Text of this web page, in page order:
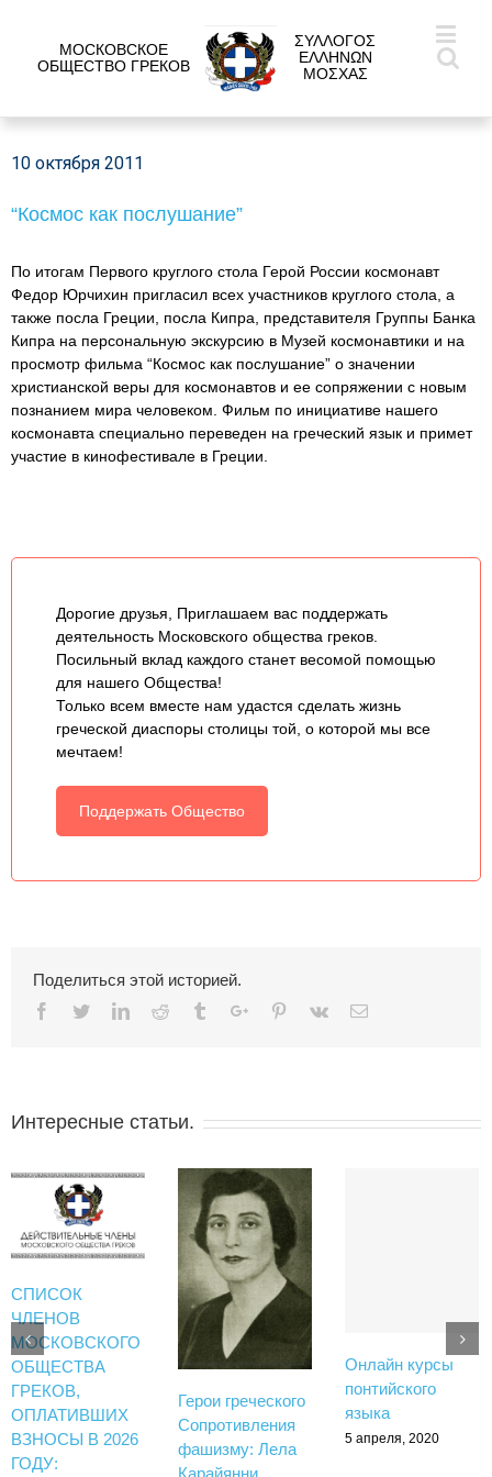
МОСКОВСКОЕ
ОБЩЕСТВО ГРЕКОВ
ΣΥΛΛΟΓΟΣ
ΕΛΛΗΝΩΝ
ΜΟΣΧΑΣ
10 октября 2011
“Космос как послушание”
По итогам Первого круглого стола Герой России космонавт
Федор Юрчихин пригласил всех участников круглого стола, а
также посла Греции, посла Кипра, представителя Группы Банка
Кипра на персональную экскурсию в Музей космонавтики и на
просмотр фильма “Космос как послушание” о значении
христианской веры для космонавтов и ее сопряжении с новым
познанием мира человеком. Фильм по инициативе нашего
космонавта специально переведен на греческий язык и примет
участие в кинофестивале в Греции.
Дорогие друзья, Приглашаем вас поддержать
деятельность Московского общества греков.
Посильный вклад каждого станет весомой помощью
для нашего Общества!
Только всем вместе нам удастся сделать жизнь
греческой диаспоры столицы той, о которой мы все
мечтаем!
Поддержать Общество
Поделиться этой историей.
Facebook
TwitterLinkedinReddit TumblrGoogle+Pinterest
Vk Email
Интересные статьи.
СПИСОК
ЧЛЕНОВ
МОСКОВСКОГО
ОБЩЕСТВА
ГРЕКОВ,
ОПЛАТИВШИХ
ВЗНОСЫ В 2026
ГОДУ:
Герои греческого
Сопротивления
фашизму: Лела
Карайянни
Онлайн курсы
понтийского
языка
5 апреля, 2020